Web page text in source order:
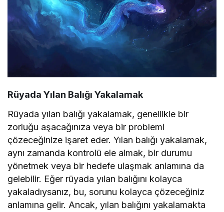
Rüyada Yılan Balığı Yakalamak
Rüyada yılan balığı yakalamak, genellikle bir
zorluğu aşacağınıza veya bir problemi
çözeceğinize işaret eder. Yılan balığı yakalamak,
aynı zamanda kontrolü ele almak, bir durumu
yönetmek veya bir hedefe ulaşmak anlamına da
gelebilir. Eğer rüyada yılan balığını kolayca
yakaladıysanız, bu, sorunu kolayca çözeceğiniz
anlamına gelir. Ancak, yılan balığını yakalamakta